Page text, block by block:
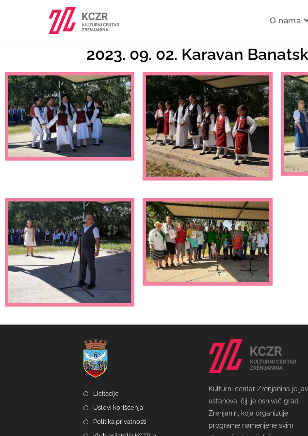
O nama
2023. 09. 02. Karavan
Licitacije
Uslovi korišćenja
Politika privatnosti
Kulturni centar Zrenjanina je
ustanova, čiji je osnivač grad
Zrenjanin, koja organizuje
programe namenjene svim